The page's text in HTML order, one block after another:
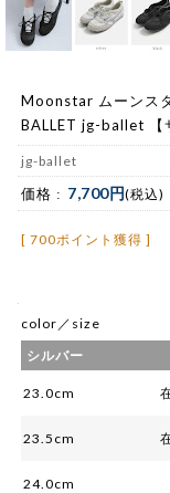
Moonstar ムーンス
BALLET jg-ballet 【
jg-ballet
価格 : 7,700円(税込)
[ 700ポイント獲得 ]
color／size
シルバー
23.0cm
23.5cm
24.0cm